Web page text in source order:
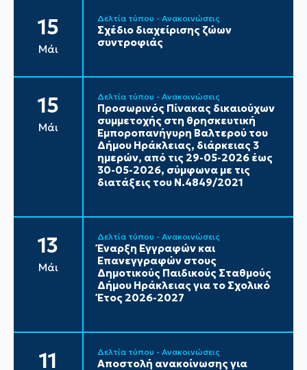
15
Μάι
Δελτία τύπου - Ανακοινώσεις
Σχέδιο διαχείρισης ζώων
συντροφιάς
15
Μάι
Δελτία τύπου - Ανακοινώσεις
Προσωρινός Πίνακας δικαιούχων
συμμετοχής στη θρησκευτική
Εμποροπανήγυρη Βαλτερού του
Δήμου Ηράκλειας, διάρκειας 3
ημερών, από τις 29-05-2026 έως
30-05-2026, σύμφωνα με τις
διατάξεις του Ν.4849/2021
13
Μάι
Δελτία τύπου - Ανακοινώσεις
Έναρξη Εγγραφών και
Επανεγγραφών στους
Δημοτικούς Παιδικούς Σταθμούς
Δήμου Ηράκλειας για το Σχολικό
Έτος 2026-2027
11 Δελτία τύπου - Ανακοινώσεις
Αποστολή ανακοίνωσης για